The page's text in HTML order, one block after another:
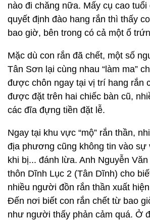
nào đi chăng nữa. Mấy cụ cao
quyết định đào hang rắn thì thấy
bao giờ, bên trong có cả một ổ
Mặc dù con rắn đã chết, một số
Tân Sơn lại cùng nhau “làm ma”
được chôn ngay tại vị trí hang rắn
được đặt trên hai chiếc bàn cũ,
các đĩa đựng tiền đặt lễ.
Ngay tại khu vực “mộ” rắn thần,
địa phương cũng không tin vào sự
khi bị... đánh lừa. Anh Nguyễn
thôn Dĩnh Lục 2 (Tân Dĩnh) cho
nhiều người đồn rắn thần xuất
Đến nơi biết con rắn chết từ bao
như người thấy phản cảm quá. Ở